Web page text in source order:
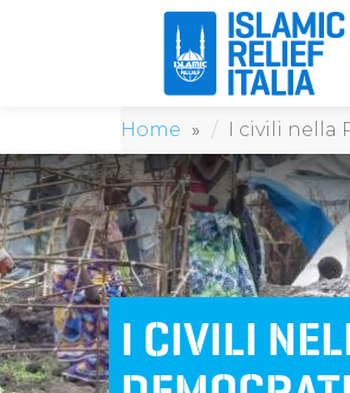
Home I civili nella
I CIVILI